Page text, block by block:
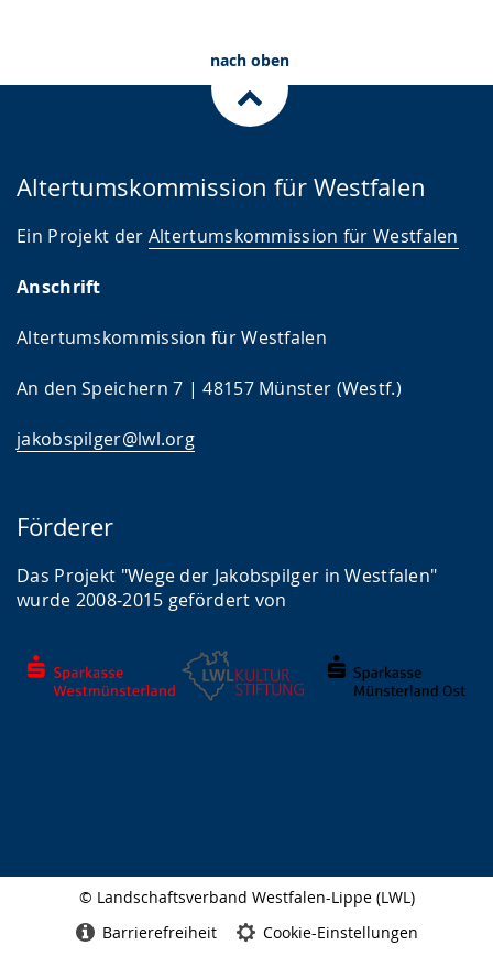
nach oben
Altertumskommission für Westfalen
Ein Projekt der Altertumskommission für Westfalen
Anschrift
Altertumskommission für Westfalen
An den Speichern 7 | 48157 Münster (Westf.)
jakobspilger@lwl.org
Förderer
Das Projekt "Wege der Jakobspilger in Westfalen"
wurde 2008-2015 gefördert von
© Landschaftsverband Westfalen-Lippe (LWL)
Barrierefreiheit Cookie-Einstellungen